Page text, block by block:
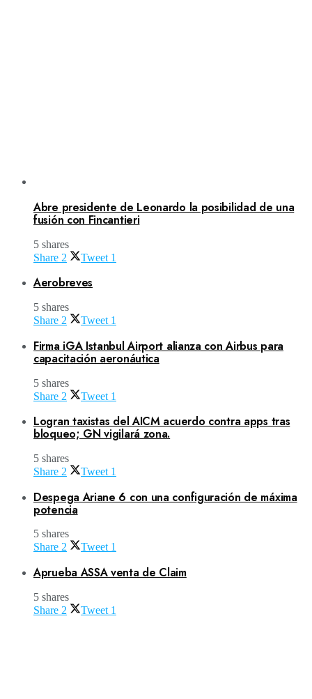
Abre presidente de Leonardo la posibilidad de una
fusión con Fincantieri
5 shares
Share 2 Tweet 1
Aerobreves
5 shares
Share 2 Tweet 1
Firma iGA Istanbul Airport alianza con Airbus para
capacitación aeronáutica
5 shares
Share 2 Tweet 1
Logran taxistas del AICM acuerdo contra apps tras
bloqueo; GN vigilará zona.
5 shares
Share 2 Tweet 1
Despega Ariane 6 con una configuración de máxima
potencia
5 shares
Share 2 Tweet 1
Aprueba ASSA venta de Claim
5 shares
Share 2 Tweet 1